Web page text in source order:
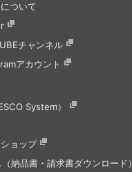
ついて
チャンネル
アカウント
System）
ョップ
納品書・請求書ダウンロード）